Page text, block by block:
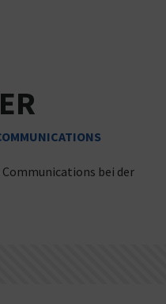
bei der